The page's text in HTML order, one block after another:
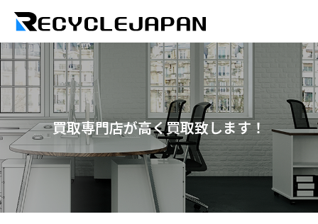
買取専門店が高く買取致します！